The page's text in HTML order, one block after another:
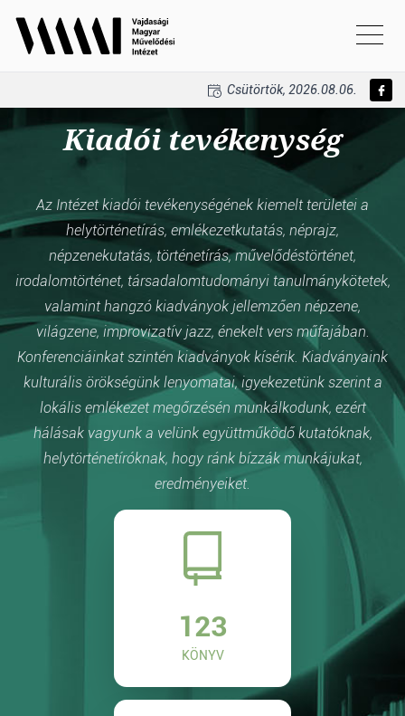
Csütörtök, 2026.08.06.
Kiadói tevékenység
Az Intézet kiadói tevékenységének kiemelt területei a
helytörténetírás, emlékezetkutatás, néprajz,
népzenekutatás, történetírás, művelődéstörténet,
irodalomtörténet, társadalomtudományi tanulmánykötetek,
valamint hangzó kiadványok jellemzően népzene,
világzene, improvizatív jazz, énekelt vers műfajában.
Konferenciáinkat szintén kiadványok kísérik. Kiadványaink
kulturális örökségünk lenyomatai, igyekezetünk szerint a
lokális emlékezet megőrzésén munkálkodunk, ezért
hálásak vagyunk a velünk együttműködő kutatóknak,
helytörténetíróknak, hogy ránk bízzák munkájukat,
eredményeiket.
123
KÖNYV